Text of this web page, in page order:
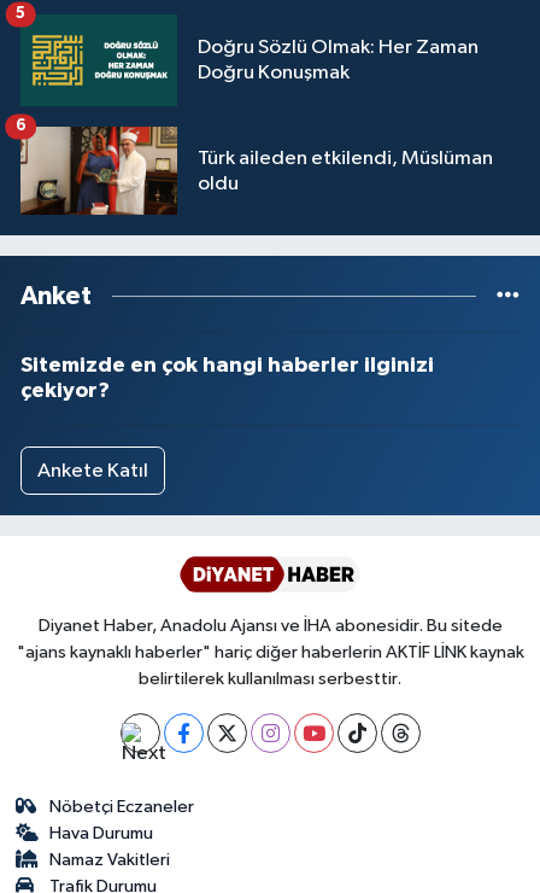
Doğru Sözlü Olmak: Her Zaman
Doğru Konuşmak
5
Türk aileden etkilendi, Müslüman
oldu
6
Anket
Sitemizde en çok hangi haberler ilginizi
çekiyor?
Ankete Katıl
Diyanet Haber, Anadolu Ajansı ve İHA abonesidir. Bu sitede
"ajans kaynaklı haberler" hariç diğer haberlerin AKTİF LİNK kaynak
belirtilerek kullanılması serbesttir.
Nöbetçi Eczaneler
Hava Durumu
Namaz Vakitleri
Trafik Durumu